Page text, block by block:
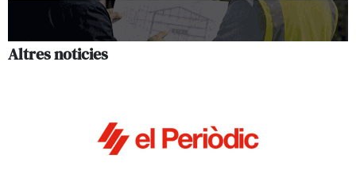
Altres noticies